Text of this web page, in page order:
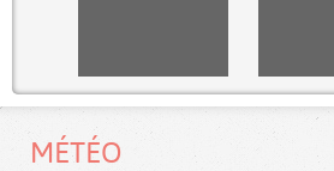
MÉTÉO